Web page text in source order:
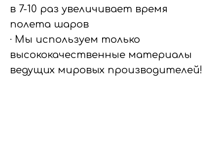
в 7-10 раз увеличивает время
полета шаров
· Мы используем только
высококачественные материалы
ведущих мировых производителей!